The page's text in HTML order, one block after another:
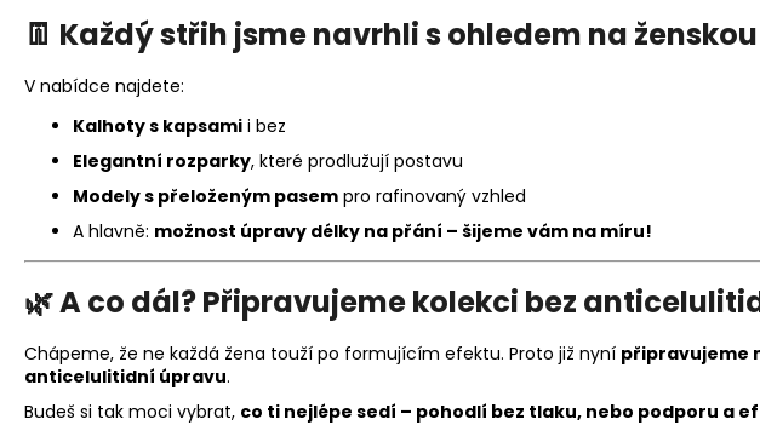
👖 Každý střih jsme navrhli s ohledem na
V nabídce najdete:
Kalhoty s kapsami i bez
Elegantní rozparky, které prodlužují postavu
Modely s přeloženým pasem pro rafinovaný vzhled
A hlavně: možnost úpravy délky na přání – šijeme vám na míru!
🌿A co dál? Připravujeme kolekci bez
Chápeme, že ne každá žena touží po formujícím efektu. Proto již nyní připravujeme
anticelulitidní úpravu.
Budeš si tak moci vybrat, co ti nejlépe sedí – pohodlí bez tlaku, nebo podporu a